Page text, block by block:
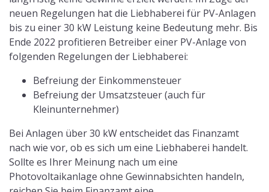
Kosten für den Kauf der Anlage
Kosten für die Installation
Kosten für den Betrieb, die Wartung und
Instandhaltung
Einnahmen:
Einspeisevergütung
Eigenverbrauch
Wird aus der Prognose ersichtlich, dass es sich um
einen Überschuss handelt, geht das Finanzamt von
einer Gewinnabsicht aus.